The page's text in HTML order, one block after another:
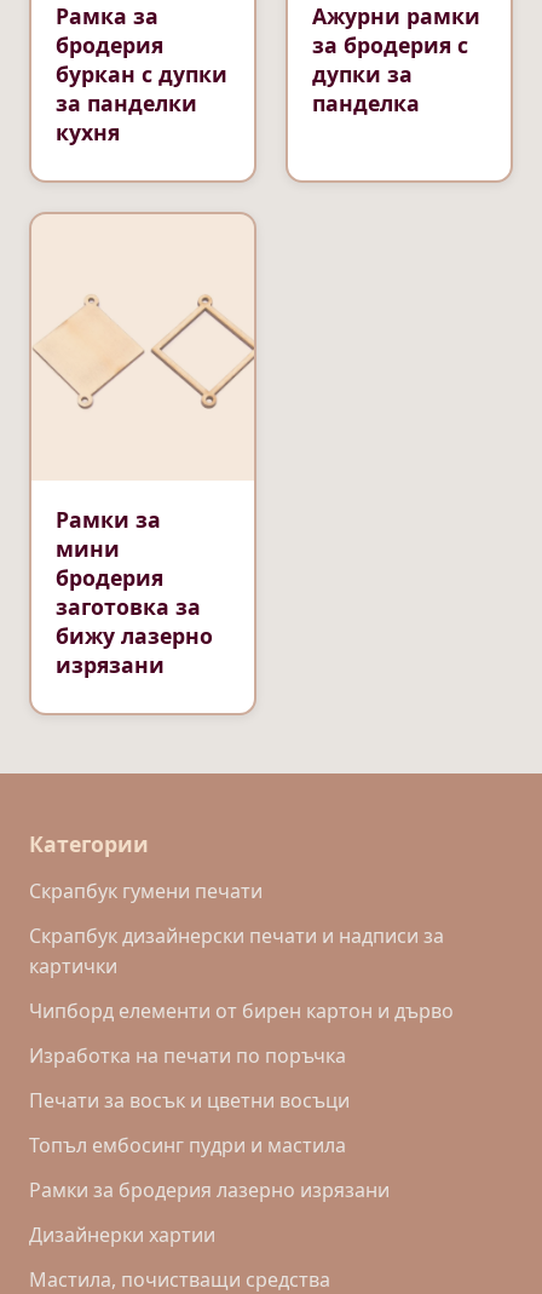
Рамка за
бродерия
буркан с дупки
за панделки
кухня
Ажурни рамки
за бродерия с
дупки за
панделка
Рамки за
мини
бродерия
заготовка за
бижу лазерно
изрязани
Категории
Скрапбук гумени печати
Скрапбук дизайнерски печати и надписи за
картички
Чипборд елементи от бирен картон и дърво
Изработка на печати по поръчка
Печати за восък и цветни восъци
Топъл ембосинг пудри и мастила
Рамки за бродерия лазерно изрязани
Дизайнерки хартии
Mастила, почистващи средства